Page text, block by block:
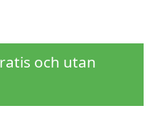
och utan